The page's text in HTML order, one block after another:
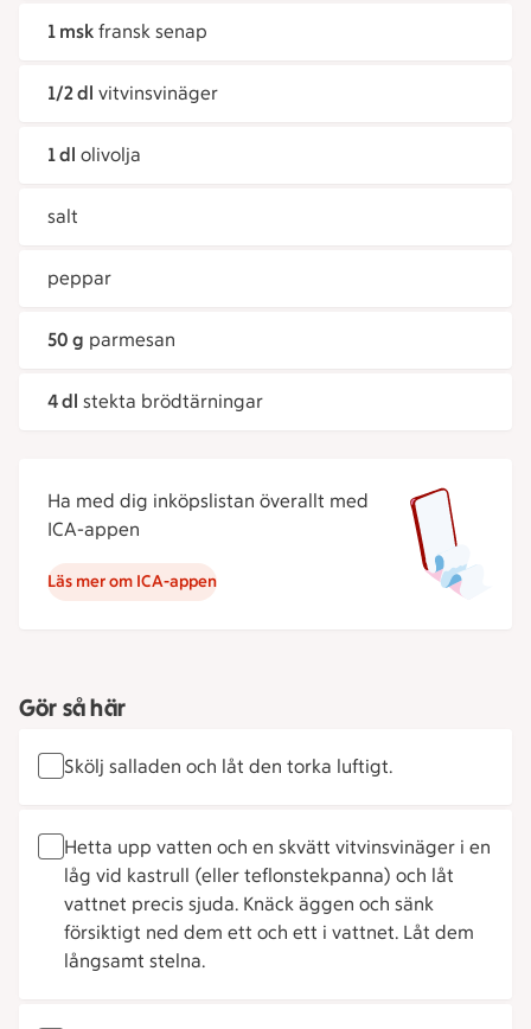
1 msk fransk senap
1/2 dl vitvinsvinäger
1 dl olivolja
salt
peppar
50 g parmesan
4 dl stekta brödtärningar
Ha med dig inköpslistan överallt med
ICA-appen
Läs mer om ICA-appen
Gör så här
Skölj salladen och låt den torka luftigt.
Hetta upp vatten och en skvätt vitvinsvinäger i en
låg vid kastrull (eller teflonstekpanna) och låt
vattnet precis sjuda. Knäck äggen och sänk
försiktigt ned dem ett och ett i vattnet. Låt dem
långsamt stelna.